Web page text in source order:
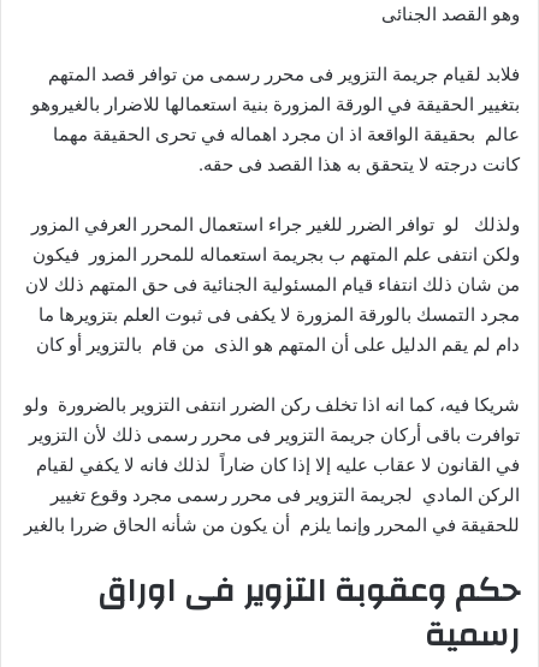
وهو القصد الجنائى
فلابد لقيام جريمة التزوير فى محرر رسمى من توافر قصد المتهم
بتغيير الحقيقة في الورقة المزورة بنية استعمالها للاضرار بالغيروهو
عالم بحقيقة الواقعة اذ ان مجرد اهماله في تحرى الحقيقة مهما
كانت درجته لا يتحقق به هذا القصد فى حقه.
ولذلك لو توافر الضرر للغير جراء استعمال المحرر العرفي المزور
ولكن انتفى علم المتهم ب بجريمة استعماله للمحرر المزور فيكون
من شان ذلك انتفاء قيام المسئولية الجنائية فى حق المتهم ذلك لان
مجرد التمسك بالورقة المزورة لا يكفى فى ثبوت العلم بتزويرها ما
دام لم يقم الدليل على أن المتهم هو الذى من قام بالتزوير أو كان
شريكا فيه، كما انه اذا تخلف ركن الضرر انتفى التزوير بالضرورة ولو
توافرت باقى أركان جريمة التزوير فى محرر رسمى ذلك لأن التزوير
في القانون لا عقاب عليه إلا إذا كان ضاراً لذلك فانه لا يكفي لقيام
الركن المادي لجريمة التزوير فى محرر رسمى مجرد وقوع تغيير
للحقيقة في المحرر وإنما يلزم أن يكون من شأنه الحاق ضررا بالغير
حكم وعقوبة التزوير فى اوراق
رسمية